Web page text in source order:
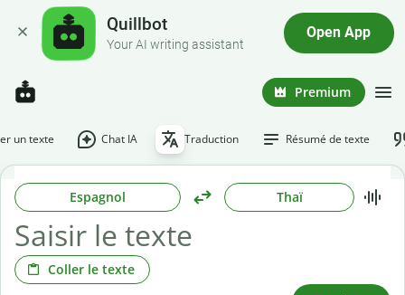
Quillbot
Your AI writing assistant
Open App
Premium
un texte Chat IA Traduction Résumé de texte
Espagnol Thaï
Coller le texte